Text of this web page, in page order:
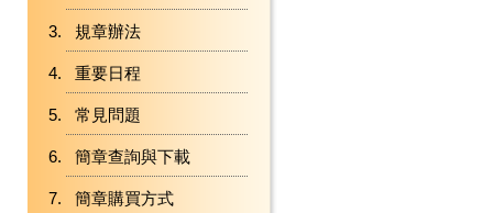
規章辦法
重要日程
常見問題
簡章查詢與下載
簡章購買方式